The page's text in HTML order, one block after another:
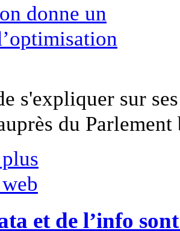
s'expliquer sur
du
et de l’info